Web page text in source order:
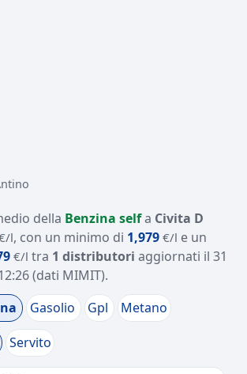
della Benzina selfa Civita D
l, con un minimo di 1,979 €/l e un
€/l tra 1 distributori aggiornati il 31
(dati MIMIT).
Gasolio Gpl
Metano
Servito